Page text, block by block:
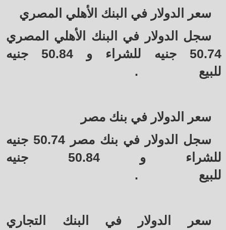
سعر الدولار في البنك الأهلي المصري
سجل الدولار في البنك الأهلي المصري
50.74 جنيه للشراء و 50.84 جنيه
للبيع
.
سعر الدولار في بنك مصر
سجل الدولار في بنك مصر 50.74 جنيه
للشراء و 50.84 جنيه
للبيع
.
سعر الدولار في البنك التجاري